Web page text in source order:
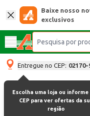
Baixe nosso
exclusivos
Entregue no CEP: 02170-
Escolha uma loja ou informe
CEP para ver ofertas da
região